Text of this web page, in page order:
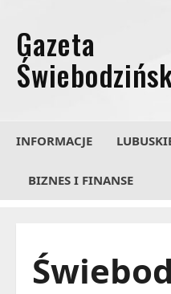
treści
INFORMACJE
BIZNES I FINANSE